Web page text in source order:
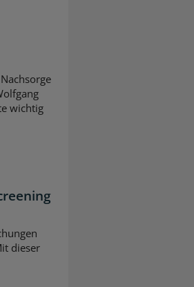
wichtig
dieser